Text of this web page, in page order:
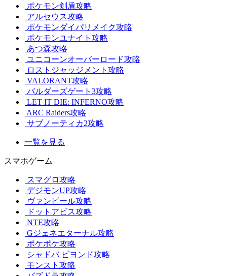
ポケモン剣盾攻略
アルセウス攻略
ポケモンダイパリメイク攻略
ポケモンユナイト攻略
あつ森攻略
ユニコーンオーバーロード攻略
ロストジャッジメント攻略
VALORANT攻略
バルダーズゲート3攻略
LET IT DIE: INFERNO攻略
ARC Raiders攻略
サブノーティカ2攻略
一覧を見る
スマホゲーム
スマグロ攻略
デジモンUP攻略
ヴァンピール攻略
ドットアビス攻略
NTE攻略
Gジェネエターナル攻略
ポケポケ攻略
シャドバ ビヨンド攻略
モンスト攻略